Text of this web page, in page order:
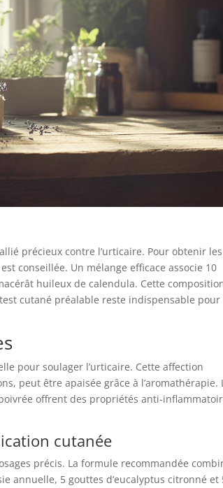
précieux contre l’urticaire. Pour obtenir les
conseillée. Un mélange efficace associe 10
huileux de calendula. Cette
cutané préalable reste indispensable pour
pour soulager l’urticaire. Cette affection
peut être apaisée grâce à l’aromathérapie.
offrent des propriétés anti-
cutanée
précis. La formule recommandée
annuelle, 5 gouttes d’eucalyptus citronné et